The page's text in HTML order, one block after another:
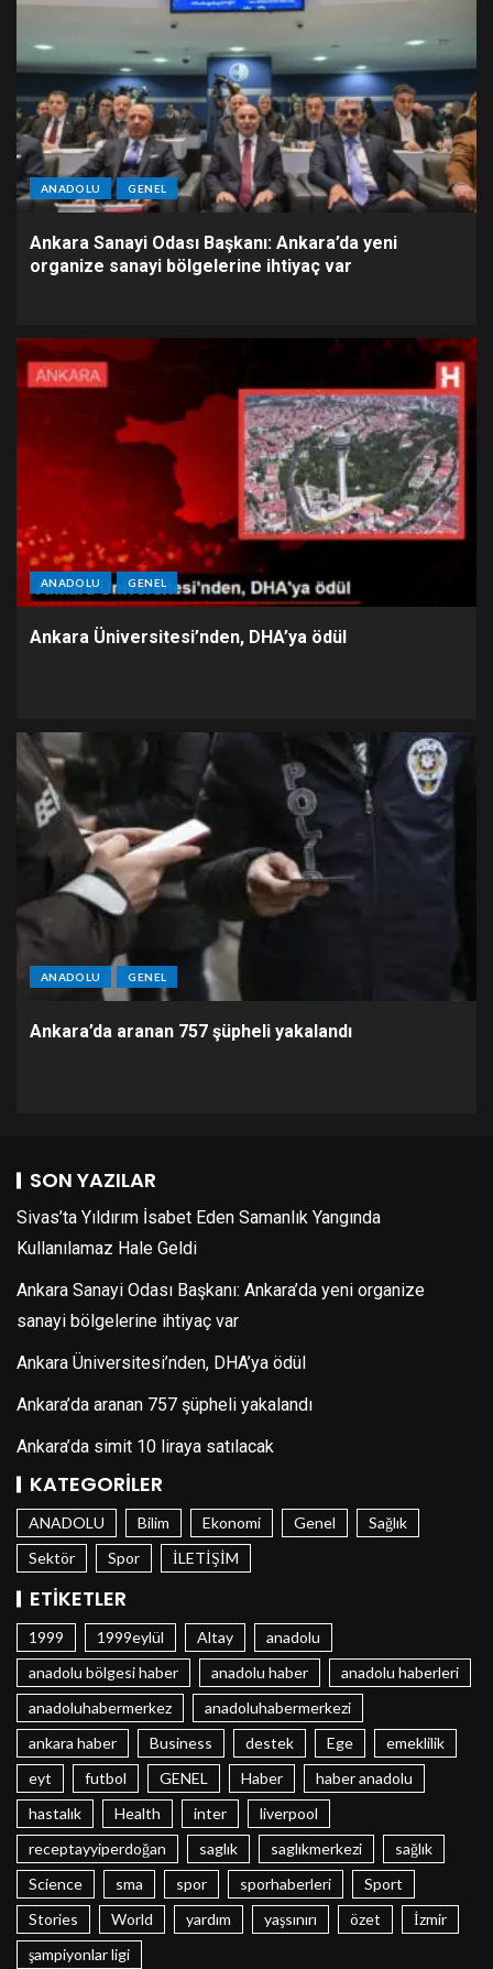
ANADOLU GENEL
Ankara Sanayi Odası Başkanı: Ankara’da yeni
organize sanayi bölgelerine ihtiyaç var
ANADOLU GENEL
Ankara Üniversitesi’nden, DHA’ya ödül
ANADOLU GENEL
Ankara’da aranan 757 şüpheli yakalandı
SON YAZILAR
Sivas’ta Yıldırım İsabet Eden Samanlık Yangında
Kullanılamaz Hale Geldi
Ankara Sanayi Odası Başkanı: Ankara’da yeni organize
sanayi bölgelerine ihtiyaç var
Ankara Üniversitesi’nden, DHA’ya ödül
Ankara’da aranan 757 şüpheli yakalandı
Ankara’da simit 10 liraya satılacak
KATEGORILER
ANADOLU Bilim Ekonomi Genel
Sağlık
Sektör
Spor İLETİŞİM
ETIKETLER
1999 1999eylül Altay
anadolu
anadolu bölgesi haber
anadolu haber
anadolu haberleri
anadoluhabermerkez
anadoluhabermerkezi
ankara haber
Business destek Ege
emeklilik
eyt
futbol GENEL Haber
haber anadolu
hastalık
Health inter
liverpool
receptayyiperdoğan
saglık saglıkmerkezi
sağlık
Science
sma spor sporhaberleri
Sport
Stories
World yardım yaşsınırı özet
İzmir
şampiyonlar ligi